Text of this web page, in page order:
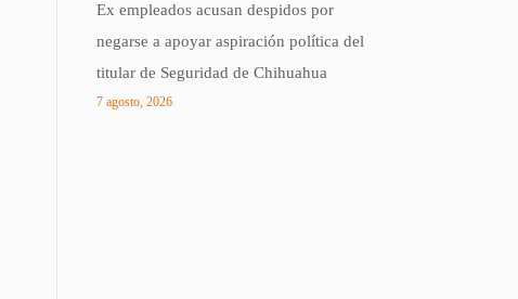
Ex empleados acusan despidos por
negarse a apoyar aspiración política del
titular de Seguridad de Chihuahua
7 agosto, 2026